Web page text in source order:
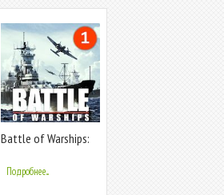
Battle of Warships:
Подробнее...